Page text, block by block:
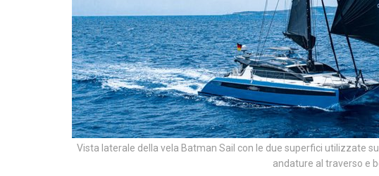
Vista laterale della vela Batman Sail con le due superfici utilizzate
andature al traverso e